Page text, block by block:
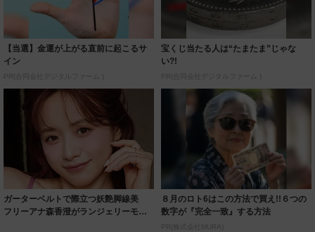
【当選】金運が上がる直前に起こるサ
イン
PR(合同会社デジタルファーム )
宝くじ当たる人は“たまたま”じゃな
い?!
PR(合同会社デジタルファーム )
ガーターベルトで際立つ妖艶脚線美
フリーアナ森香澄がランジェリーモデ
８月のロト6はこの方法で買え!!６つの
数字が『完全一致』する方法
PR(株式会社MURA)